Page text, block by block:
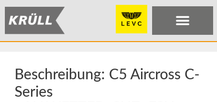
Beschreibung: C5 Aircross C-
Series